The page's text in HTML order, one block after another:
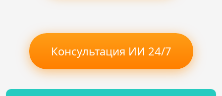
Консультация ИИ 24/7